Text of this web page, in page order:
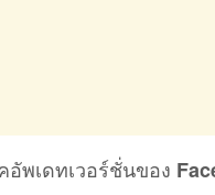
พเดทเวอร์ชั่นของ